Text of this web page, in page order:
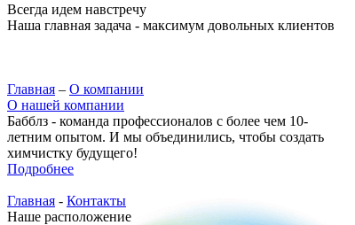
Всегда идем навстречу
Наша главная задача - максимум довольных клиентов
Главная – О компании
О нашей компании
Бабблз - команда профессионалов с более чем 10-
летним опытом. И мы объединились, чтобы создать
химчистку будущего!
Подробнее
Главная - Контакты
Наше расположение